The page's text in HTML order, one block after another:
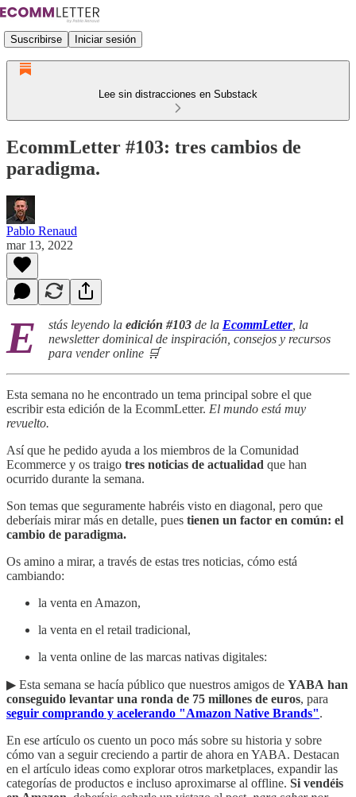
Suscribirse Iniciar sesión
Lee sin distracciones en Substack
EcommLetter #103: tres cambios de
paradigma.
Pablo Renaud
mar 13, 2022
E stás leyendo la edición #103 de la EcommLetter, la
newsletter dominical de inspiración, consejos y recursos
para vender online 🛒
Esta semana no he encontrado un tema principal sobre el que
escribir esta edición de la EcommLetter. El mundo está muy
revuelto.
Así que he pedido ayuda a los miembros de la Comunidad
Ecommerce y os traigo tres noticias de actualidad que han
ocurrido durante la semana.
Son temas que seguramente habréis visto en diagonal, pero que
deberíais mirar más en detalle, pues tienen un factor en común: el
cambio de paradigma.
Os amino a mirar, a través de estas tres noticias, cómo está
cambiando:
la venta en Amazon,
la venta en el retail tradicional,
la venta online de las marcas nativas digitales:
▶︎ Esta semana se hacía público que nuestros amigos de YABA han
conseguido levantar una ronda de 75 millones de euros, para
seguir comprando y acelerando "Amazon Native Brands".
En ese artículo os cuento un poco más sobre su historia y sobre
cómo van a seguir creciendo a partir de ahora en YABA. Destacan
en el artículo ideas como explorar otros marketplaces, expandir las
categorías de productos e incluso aproximarse al offline. Si vendéis